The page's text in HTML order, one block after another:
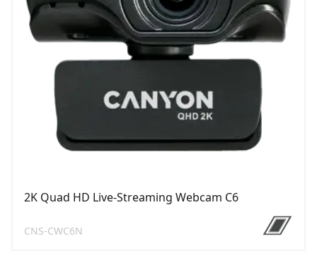
2K Quad HD Live-Streaming Webcam C6
CNS-CWC6N